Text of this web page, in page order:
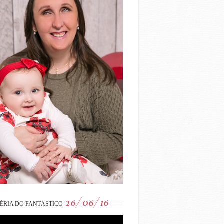
DO FANTÁSTICO 26/06/16